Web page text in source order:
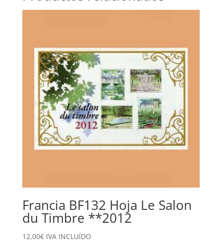
Francia BF132 Hoja Le Salon
du Timbre **2012
12,00€ IVA INCLUÍDO